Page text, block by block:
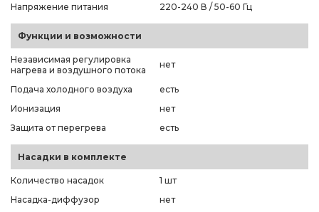
Напряжение питания
220-240 В / 50-60 Гц
Функции и возможности
Независимая регулировка
нагрева и воздушного потока
нет
Подача холодного воздуха
есть
Ионизация
нет
Защита от перегрева
есть
Насадки в комплекте
Количество насадок
1 шт
Насадка-диффузор
нет